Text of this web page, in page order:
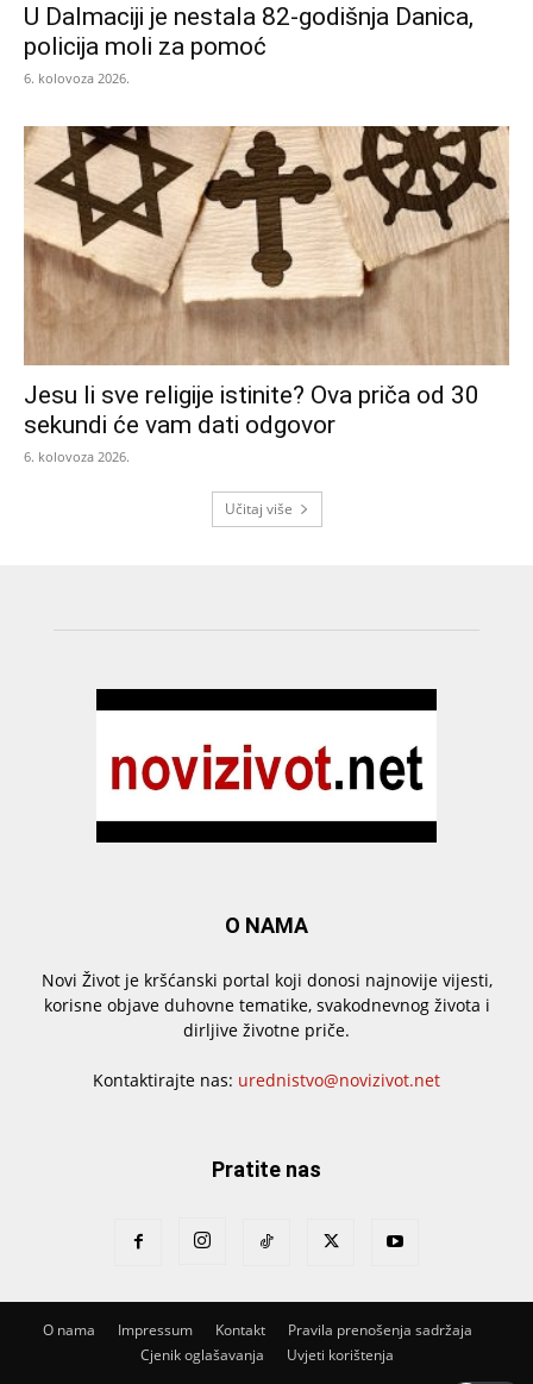
U Dalmaciji je nestala 82-godišnja Danica,
policija moli za pomoć
6. kolovoza 2026.
Jesu li sve religije istinite? Ova priča od 30
sekundi će vam dati odgovor
6. kolovoza 2026.
Učitaj više
O NAMA
Novi Život je kršćanski portal koji donosi najnovije vijesti,
korisne objave duhovne tematike, svakodnevnog života i
dirljive životne priče.
Kontaktirajte nas: urednistvo@novizivot.net
Pratite nas
O nama Impressum Kontakt
Pravila prenošenja sadržaja
Cjenik oglašavanja
Uvjeti korištenja